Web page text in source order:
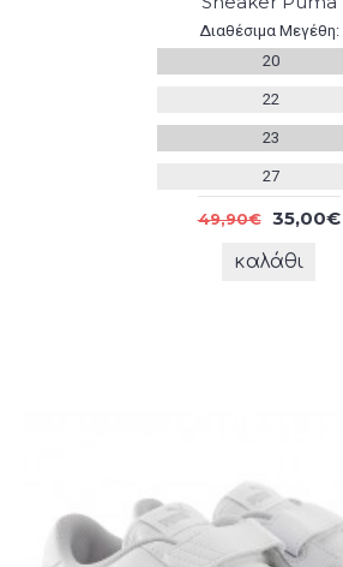
Διαθέσιμα Μεγέθη:
20
22
23
27
49,90€ 35,00€
καλάθι